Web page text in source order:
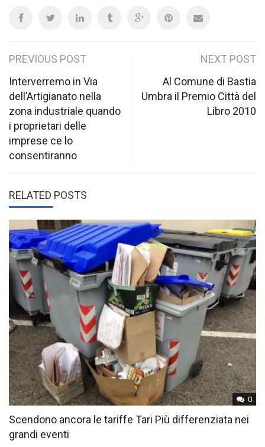
Post
navigation
PREVIOUS POST
Interverremo in Via
dell’Artigianato nella
zona industriale quando
i proprietari delle
imprese ce lo
consentiranno
NEXT POST
Al Comune di Bastia
Umbra il Premio Città del
Libro 2010
RELATED POSTS
0
Scendono ancora le tariffe Tari Più differenziata nei
grandi eventi